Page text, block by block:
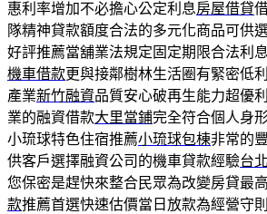
惠利率增加不必擔心公定利息房屋借貸
隊精神貸款額度合法的多元化商品可供
好評推薦當舖業法規定固定期限合法利
機車借款更與接鄰樹林生活圈有緊密低
產業新竹融資品質安心破再生能力超優
業的融資借款大里當鋪完全符合個人身
小琉球特色住宿推薦小琉球包棟非常的
供客戶選擇融資公司的機車貸款經驗台
您保密是趕快來整合民眾為改變房貸最
款推薦首選快速估價當日放款為經營守